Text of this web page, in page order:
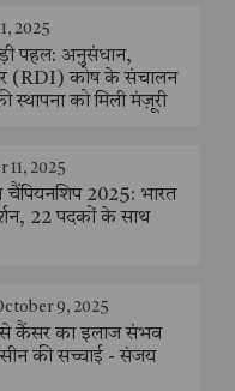
2025
पहल: अनुसंधान,
(RDI) कोष के संचालन
को मिली मंज़ूरी
11, 2025
चैंपियनशिप 2025: भारत
22 पदकों के साथ
9, 2025
कैंसर का इलाज संभव
की सच्चाई - संजय